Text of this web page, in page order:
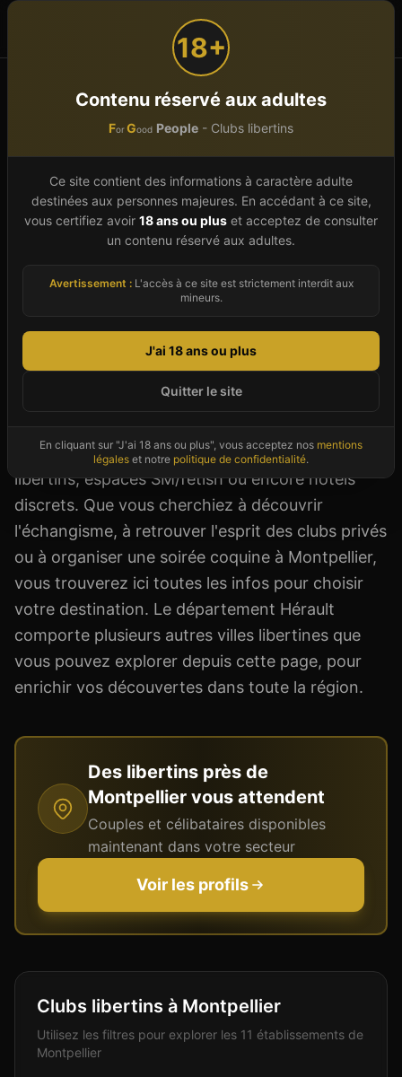
18+
Contenu réservé aux adultes
ForGood People - Clubs libertins
Ce site contient des informations à caractère adulte
destinées aux personnes majeures. En accédant à ce site,
vous certifiez avoir 18 ans ou plus et acceptez de consulter
un contenu réservé aux adultes.
Avertissement :L'accès à ce site est strictement interdit aux
mineurs.
J'ai 18 ans ou plus
Quitter le site
En cliquant sur "J'ai 18 ans ou plus", vous acceptez nos mentions
légales et notre politique de confidentialité.
Accueil Occitanie Hérault (34) Montpellier
Club libertin à
Montpellier (34)
Montpellier (Hérault) fait partie des villes de la
région Occitanie où le libertinage s'exprime dans
Notre guide 2026 vous présente les 11 clubs
chacun une description détaillée, les
coordonnées vérifiées, les horaires d'ouverture
et les tarifs pratiqués. Les établissements
mixtes, clubs échangistes pour couples, bars
libertins, espaces SM/fétish ou encore hôtels
discrets. Que vous cherchiez à découvrir
l'échangisme, à retrouver l'esprit des clubs privés
ou à organiser une soirée coquine à Montpellier,
vous trouverez ici toutes les infos pour choisir
votre destination. Le département Hérault
comporte plusieurs autres villes libertines que
vous pouvez explorer depuis cette page, pour
enrichir vos découvertes dans toute la région.
Des libertins près de
Montpellier vous attendent
Couples et célibataires disponibles
maintenant dans votre secteur
Voir les profils
Clubs libertins à Montpellier
Utilisez les filtres pour explorer les 11 établissements de
Montpellier